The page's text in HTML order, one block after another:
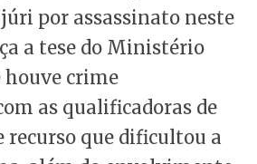
por assassinato neste
a tese do Ministério
houve crime
as qualificadoras de
recurso que dificultou a